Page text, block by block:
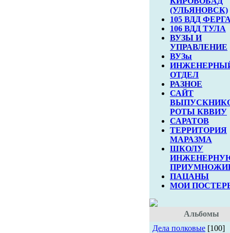
(УЛЬЯНОВСК)
105 ВДД
106 ВДД ТУЛА
ВУЗЫ И
УПРАВЛЕНИЕ
ВУЗы
ОТДЕЛ
РАЗНОЕ
САЙТ
РОТЫ КВВИУ
САРАТОВ
ТЕРРИТОРИЯ
МАРАЗМА
ШКОЛУ
ПАЦАНЫ
МОИ
Альбомы
Дела полковые [100]